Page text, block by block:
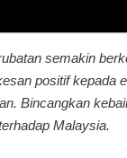
semakin
positif kepada
Bincangkan
Malaysia.